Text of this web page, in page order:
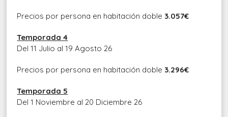
Precios por persona en habitación doble 3.057€
Temporada 4
Del 11 Julio al 19 Agosto 26
Precios por persona en habitación doble 3.296€
Temporada 5
Del 1 Noviembre al 20 Diciembre 26